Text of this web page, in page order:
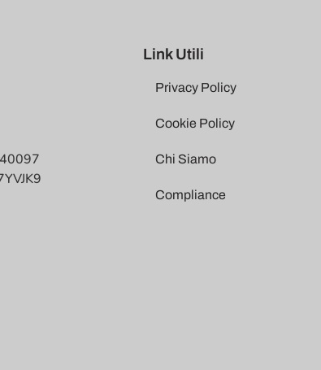
Link Utili
Privacy Policy
Cookie Policy
Chi Siamo
Compliance